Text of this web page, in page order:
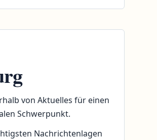
von Aktuelles für einen
Schwerpunkt.
Nachrichtenlagen